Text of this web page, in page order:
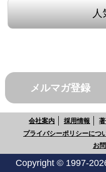
人
メルマガ登録
会社案内 採用情報
プライバシーポリシーにつ
お
Copyright © 1997-